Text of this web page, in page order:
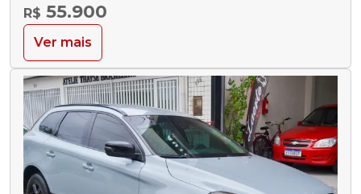
R$ 55.900
Ver mais